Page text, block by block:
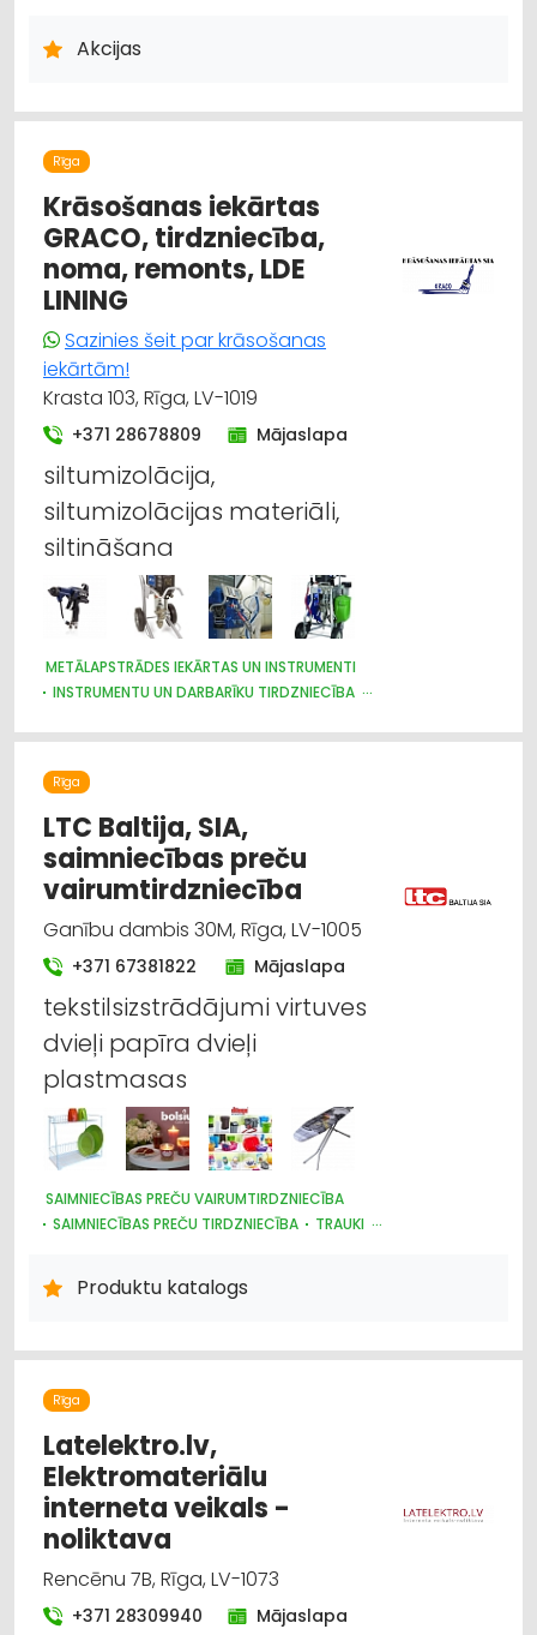
METĀLAPSTRĀDES IEKĀRTAS UN INSTRUMENTI
HIDRAULISKĀS UN PNEIMATISKĀS IERĪCES
DARBA AIZSARDZĪBAS LĪDZEKĻI, FORMASTĒRPI, DARBA APĢĒRBI
KOKAPSTRĀDES IEKĀRTAS UN INSTRUMENTI
Akcijas
Rīga
Krāsošanas iekārtas
GRACO, tirdzniecība,
noma, remonts, LDE
LINING
Sazinies šeit par krāsošanas
iekārtām!
Krasta 103, Rīga, LV-1019
+371 28678809 Mājaslapa
siltumizolācija,
siltumizolācijas materiāli,
siltināšana
METĀLAPSTRĀDES IEKĀRTAS UN INSTRUMENTI
INSTRUMENTU UN DARBARĪKU TIRDZNIECĪBA
KUĢU BŪVE UN REMONTS
KOKAPSTRĀDE
TELPĀM
GALDNIEKU DARBI
MĒBEĻU RAŽOŠANA, MĒBEĻU SAGATAVES
METĀLA VIRSMU APSTRĀDE
METĀLAPSTRĀDE
APDARES MATERIĀLI: TIRDZNIECĪBA
APDARES MATERIĀLI: GRĪDAS SEGUMI
JUMTU SEGUMI
CELTNIECĪBAS UN REMONTA DARBI
AUTO ĶĪMIJA, AUTO KRĀSAS
RŪPNIECISKĀS IEKĀRTAS, AUTOMATIZĀCIJA
Rīga
LTC Baltija, SIA,
saimniecības preču
vairumtirdzniecība
Ganību dambis 30M, Rīga, LV-1005
+371 67381822 Mājaslapa
tekstilsizstrādājumi virtuves
dvieļi papīra dvieļi
plastmasas
SAIMNIECĪBAS PREČU VAIRUMTIRDZNIECĪBA
SAIMNIECĪBAS PREČU TIRDZNIECĪBA
TRAUKI
UZKOPŠANAS LĪDZEKĻI UN TEHNIKA, PROFESIONĀLĀ
IEPAKOJUMS, IESAIŅOŠANA
Produktu katalogs
Rīga
Latelektro.lv,
Elektromateriālu
interneta veikals -
noliktava
Rencēnu 7B, Rīga, LV-1073
+371 28309940 Mājaslapa